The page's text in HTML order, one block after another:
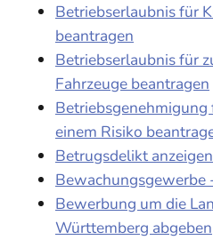
Betriebserlaubnis für
beantragen
Betriebserlaubnis für
Fahrzeuge beantragen
einem Risiko
Betrugsdelikt anzeigen
Bewachungsgewerbe
Bewerbung um die
Württemberg abgeben